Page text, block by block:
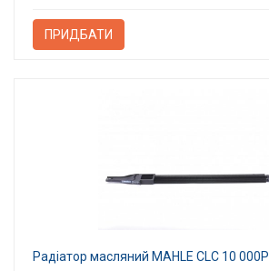
ПРИДБАТИ
Радіатор масляний MAHLE CLC 10 000P